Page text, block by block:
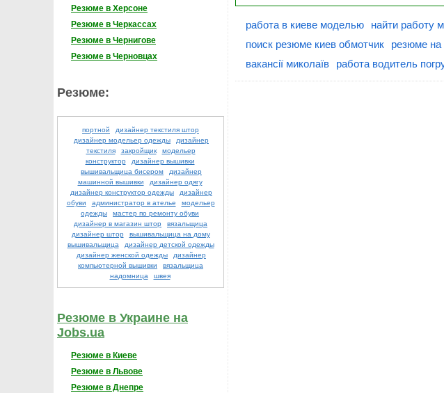
Резюме в Херсоне
Резюме в Черкассах
Резюме в Чернигове
Резюме в Черновцах
Резюме:
портной
дизайнер текстиля штор
дизайнер модельер одежды
дизайнер
текстиля
закройщик
модельер
конструктор
дизайнер вышивки
вышивальщица бисером
дизайнер
машинной вышивки
дизайнер одягу
дизайнер конструктор одежды
дизайнер
обуви
администратор в ателье
модельер
одежды
мастер по ремонту обуви
дизайнер в магазин штор
вязальщица
дизайнер штор
вышивальщица на дому
вышивальщица
дизайнер детской одежды
дизайнер женской одежды
дизайнер
компьютерной вышивки
вязальщица
надомница
швея
Резюме в Украине на
Jobs.ua
Резюме в Киеве
Резюме в Львове
Резюме в Днепре
работа в киеве моделью найти работу
поиск резюме киев обмотчик
резюме на
вакансії миколаїв
работа водитель